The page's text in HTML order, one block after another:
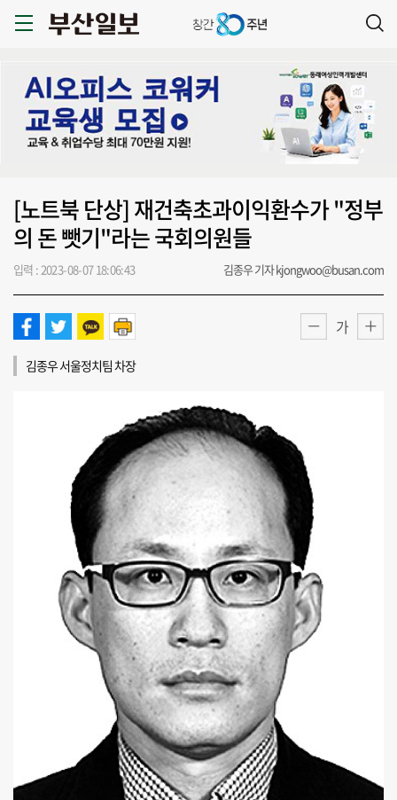
[노트북 단상] 재건축초과이익환수가 "정부
의 돈 뺏기"라는 국회의원들
입력 : 2023-08-07 18:06:43 김종우 기자 kjongwoo@busan.com
가
김종우 서울정치팀 차장